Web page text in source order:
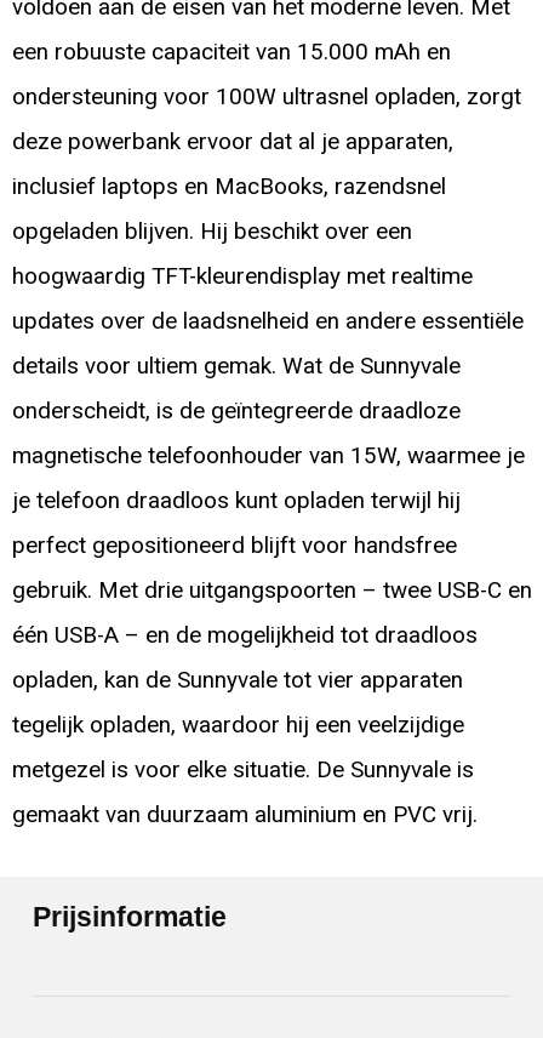
voldoen aan de eisen van het moderne leven. Met
een robuuste capaciteit van 15.000 mAh en
ondersteuning voor 100W ultrasnel opladen, zorgt
deze powerbank ervoor dat al je apparaten,
inclusief laptops en MacBooks, razendsnel
opgeladen blijven. Hij beschikt over een
hoogwaardig TFT-kleurendisplay met realtime
updates over de laadsnelheid en andere essentiële
details voor ultiem gemak. Wat de Sunnyvale
onderscheidt, is de geïntegreerde draadloze
magnetische telefoonhouder van 15W, waarmee je
je telefoon draadloos kunt opladen terwijl hij
perfect gepositioneerd blijft voor handsfree
gebruik. Met drie uitgangspoorten – twee USB-C en
één USB-A – en de mogelijkheid tot draadloos
opladen, kan de Sunnyvale tot vier apparaten
tegelijk opladen, waardoor hij een veelzijdige
metgezel is voor elke situatie. De Sunnyvale is
gemaakt van duurzaam aluminium en PVC vrij.
Prijsinformatie